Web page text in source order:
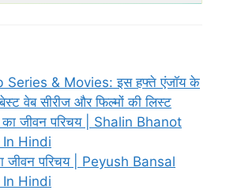
Series & Movies: इस हफ्ते एंजॉय के
वेब सीरीज और फिल्मों की लिस्ट
का जीवन परिचय | Shalin Bhanot
Hindi
जीवन परिचय | Peyush Bansal
Hindi